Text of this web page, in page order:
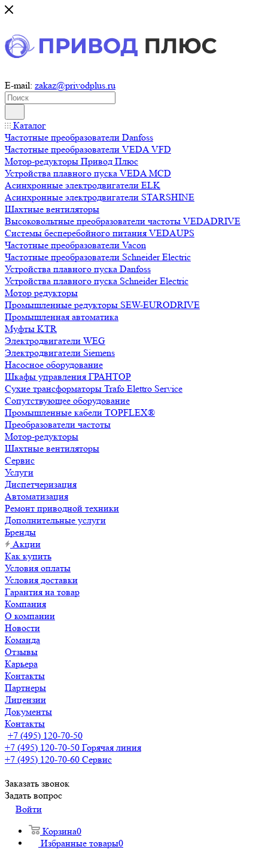
E-mail: zakaz@privodplus.ru
Каталог
Частотные преобразователи Danfoss
Частотные преобразователи VEDA VFD
Мотор-редукторы Привод Плюс
Устройства плавного пуска VEDA MCD
Асинхронные электродвигатели ELK
Асинхронные электродвигатели STARSHINE
Шахтные вентиляторы
Высоковольтные преобразователи частоты VEDADRIVE
Системы бесперебойного питания VEDAUPS
Частотные преобразователи Vacon
Частотные преобразователи Schneider Electric
Устройства плавного пуска Danfoss
Устройства плавного пуска Schneider Electric
Мотор редукторы
Промышленные редукторы SEW-EURODRIVE
Промышленная автоматика
Муфты KTR
Электродвигатели WEG
Электродвигатели Siemens
Насосное оборудование
Шкафы управления ГРАНТОР
Сухие трансформаторы Trafo Elettro Service
Сопутствующее оборудование
Промышленные кабели TOPFLEX®
Преобразователи частоты
Мотор-редукторы
Шахтные вентиляторы
Сервис
Услуги
Диспетчеризация
Автоматизация
Ремонт приводной техники
Дополнительные услуги
Бренды
Акции
Как купить
Условия оплаты
Условия доставки
Гарантия на товар
Компания
О компании
Новости
Команда
Отзывы
Карьера
Контакты
Партнеры
Лицензии
Документы
Контакты
+7 (495) 120-70-50
+7 (495) 120-70-50 Горячая линия
+7 (495) 120-70-60 Сервис
Заказать звонок
Задать вопрос
Войти
Корзина0
Избранные товары0